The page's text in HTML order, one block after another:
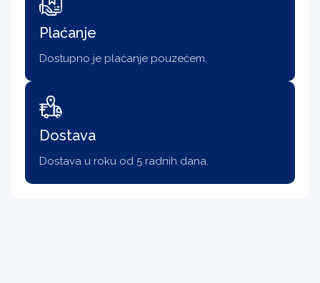
Plaćanje
Dostupno je plaćanje pouzećem.
Dostava
Dostava u roku od 5 radnih dana.